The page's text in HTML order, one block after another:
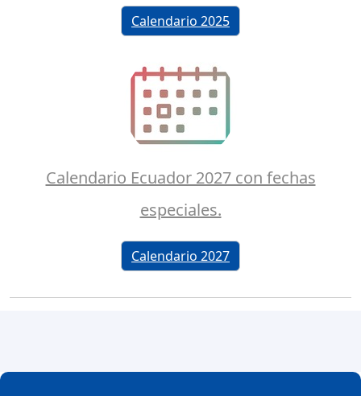
Calendario 2025
Calendario Ecuador 2027 con fechas
especiales.
Calendario 2027